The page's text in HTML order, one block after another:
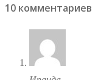
записям
10 комментариев